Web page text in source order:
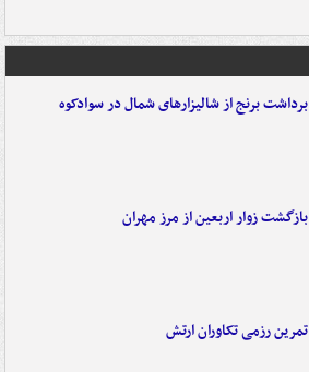
برداشت برنج از شالیزارهای شمال در سوادکوه
بازگشت زوار اربعین از مرز مهران
تمرین رزمی تکاوران ارتش